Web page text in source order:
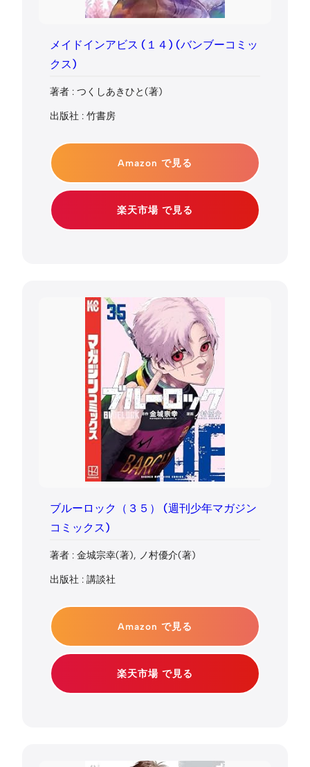
メイドインアビス (１４) (バンブーコミッ
クス)
著者 : つくしあきひと(著)
出版社 : 竹書房
Amazon で見る
楽天市場 で見る
ブルーロック（３５） (週刊少年マガジン
コミックス)
著者 : 金城宗幸(著), ノ村優介(著)
出版社 : 講談社
Amazon で見る
楽天市場 で見る